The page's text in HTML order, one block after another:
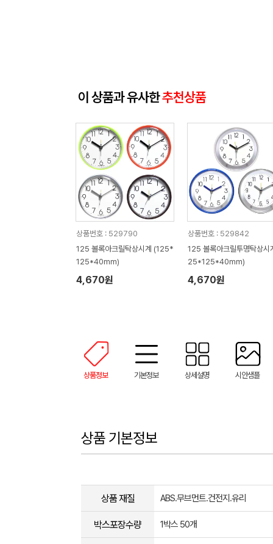
이 상품과 유사한추천상품
상품번호 : 529790
125 볼록아크릴탁상시계 (125*
125*40mm)
4,670원
상품번호 : 529842
125 볼록아크릴투명탁상시
25*125*40mm)
4,670원
상품정보 기본정보 상세설명 시안샘플
상품 기본정보
상품 재질 ABS.무브먼트.건전지.유리
박스포장수량 1박스 50개